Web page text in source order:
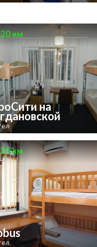
км
на
км